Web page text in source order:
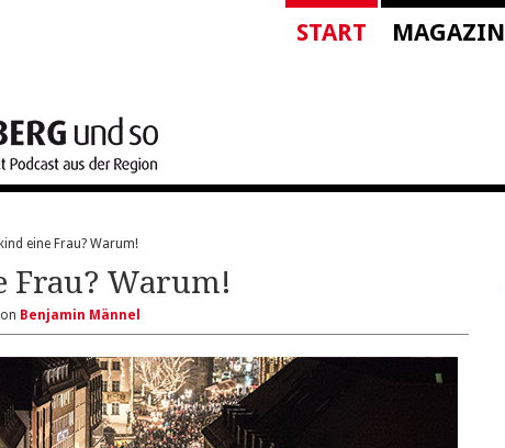
START MAGAZIN
eine Frau? Warum!
Frau? Warum!
Benjamin Männel